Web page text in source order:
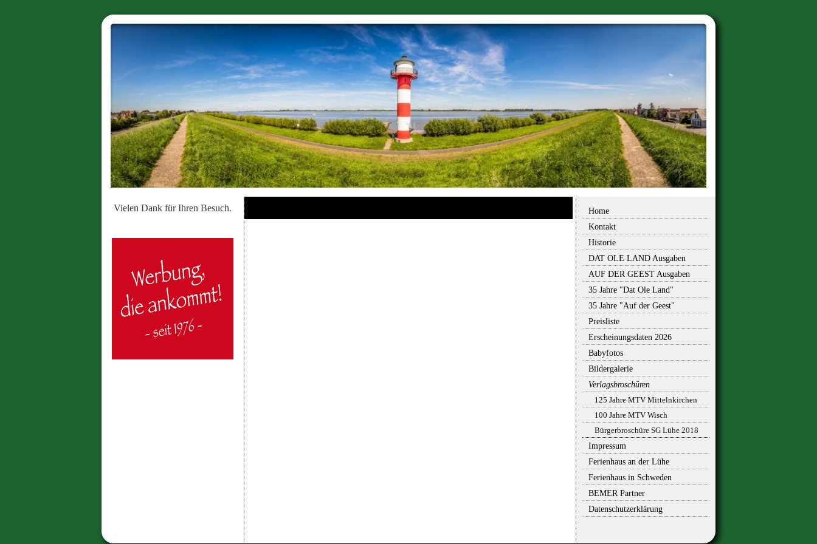
Vielen Dank für Ihren Besuch.
Home
Kontakt
Historie
DAT OLE LAND Ausgaben
AUF DER GEEST Ausgaben
35 Jahre "Dat Ole Land"
35 Jahre "Auf der Geest"
Preisliste
Erscheinungsdaten 2026
Babyfotos
Bildergalerie
Verlagsbroschüren
125 Jahre MTV Mittelnkirchen
100 Jahre MTV Wisch
Bürgerbroschüre SG Lühe 2018
Impressum
Ferienhaus an der Lühe
Ferienhaus in Schweden
BEMER Partner
Datenschutzerklärung